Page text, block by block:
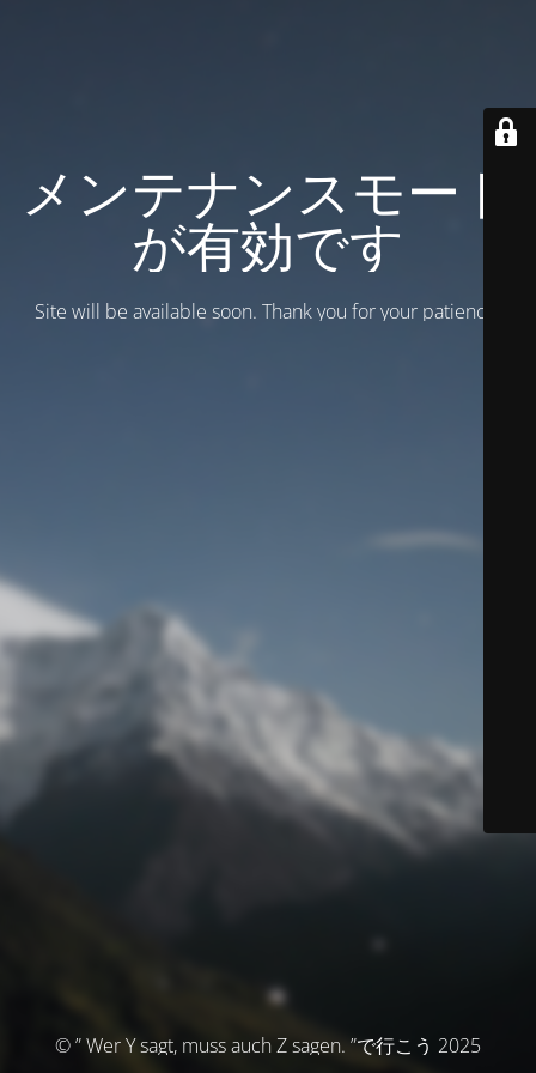
メンテナンスモード
が有効です
Site will be available soon. Thank you for your patience!
© ” Wer Y sagt, muss auch Z sagen. ”で行こう 2025